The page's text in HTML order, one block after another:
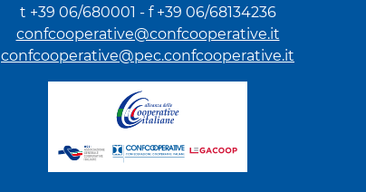
t +39 06/680001 - f +39 06/68134236
confcooperative@confcooperative.it
confcooperative@pec.confcooperative.it